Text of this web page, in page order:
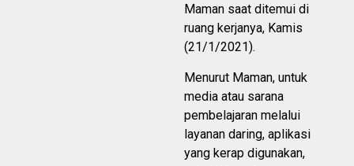
Maman saat ditemui di
ruang kerjanya, Kamis
(21/1/2021).
Menurut Maman, untuk
media atau sarana
pembelajaran melalui
layanan daring, aplikasi
yang kerap digunakan,